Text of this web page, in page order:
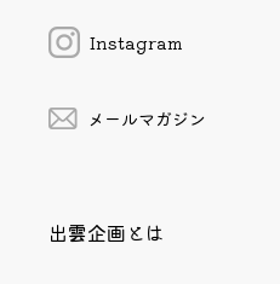
Instagram
メールマガジン
出雲企画とは